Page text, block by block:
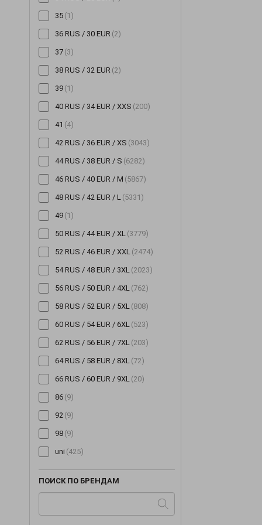
Шорты
Шубы (14)
Юбки
35 (1)
36 RUS / 30 EUR (2)
37 (3)
38 RUS / 32 EUR (2)
39 (1)
40 RUS / 34 EUR / XXS (200)
41 (4)
42 RUS / 36 EUR / XS (3043)
44 RUS / 38 EUR / S (6282)
46 RUS / 40 EUR / M (5867)
48 RUS / 42 EUR / L (5331)
49 (1)
50 RUS / 44 EUR / XL (3779)
52 RUS / 46 EUR / XXL (2474)
54 RUS / 48 EUR / 3XL (2023)
56 RUS / 50 EUR / 4XL (762)
58 RUS / 52 EUR / 5XL (808)
60 RUS / 54 EUR / 6XL (523)
62 RUS / 56 EUR / 7XL (203)
64 RUS / 58 EUR / 8XL (72)
66 RUS / 60 EUR / 9XL (20)
86 (9)
92 (9)
98 (9)
uni (425)
ПОИСК ПО БРЕНДАМ